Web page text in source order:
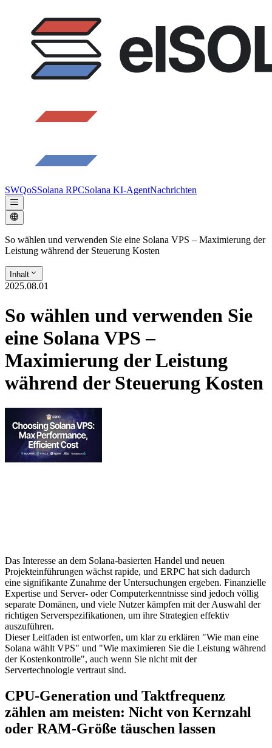
SWQoSSolana RPCSolana KI-AgentNachrichten
So wählen und verwenden Sie eine Solana VPS – Maximierung der
Leistung während der Steuerung Kosten
Inhalt
2025.08.01
So wählen und verwenden Sie
eine Solana VPS –
Maximierung der Leistung
während der Steuerung Kosten
Das Interesse an dem Solana-basierten Handel und neuen
Projekteinführungen wächst rapide, und ERPC hat sich dadurch
eine signifikante Zunahme der Untersuchungen ergeben. Finanzielle
Expertise und Server- oder Computerkenntnisse sind jedoch völlig
separate Domänen, und viele Nutzer kämpfen mit der Auswahl der
richtigen Serverspezifikationen, um ihre Strategien effektiv
auszuführen.
Dieser Leitfaden ist entworfen, um klar zu erklären "Wie man eine
Solana wählt VPS" und "Wie maximieren Sie die Leistung während
der Kostenkontrolle", auch wenn Sie nicht mit der
Servertechnologie vertraut sind.
CPU-Generation und Taktfrequenz
zählen am meisten: Nicht von Kernzahl
oder RAM-Größe täuschen lassen